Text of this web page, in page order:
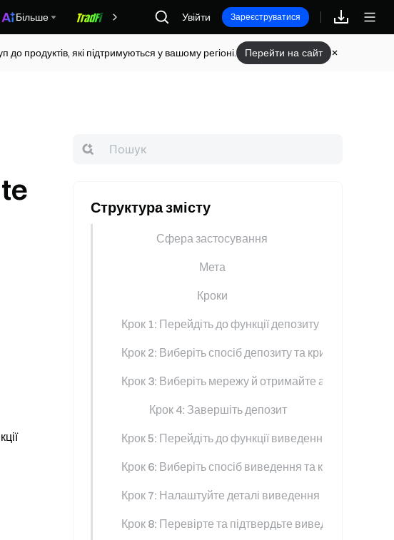
Більше Винагороди
Увійти Зареєструватися
продуктів, які підтримуються у вашому регіоні. Перейти на сайт
Структура змісту
Сфера застосування
Мета
Кроки
Крок 1: Перейдіть до функції депозиту
Крок 2: Виберіть спосіб депозиту та криптовалюту
Крок 3: Виберіть мережу й отримайте адресу
Крок 4: Завершіть депозит
Крок 5: Перейдіть до функції виведення
Крок 6: Виберіть спосіб виведення та криптовалюту
Крок 7: Налаштуйте деталі виведення
Крок 8: Перевірте та підтвердьте виведення